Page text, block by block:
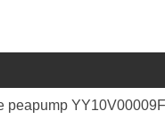
peapump